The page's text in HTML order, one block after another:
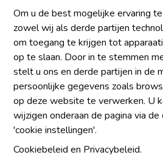
Om u de best mogelijke ervaring
zowel wij als derde partijen
om toegang te krijgen tot
op te slaan. Door in te stemmen
stelt u ons en derde partijen in de
persoonlijke gegevens zoals
op deze website te verwerken. U
wijzigen onderaan de pagina via
'cookie instellingen'.
Cookiebeleid en Privacybeleid.
Chaque agence est juridiquement
indépendante
SRL IMMO Water Lane - TVA
Agrétion I.P.I. N° 510.423
RC professionnelle et
N° 730.390.160
Institut professionnel des agents
Luxembourg 16 B, 1000